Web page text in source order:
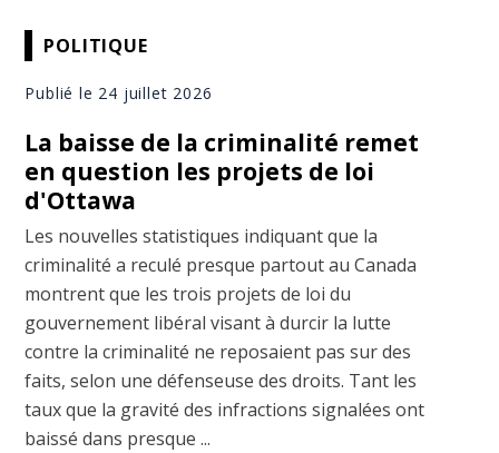
POLITIQUE
Publié le 24 juillet 2026
La baisse de la criminalité remet
en question les projets de loi
d'Ottawa
Les nouvelles statistiques indiquant que la
criminalité a reculé presque partout au Canada
montrent que les trois projets de loi du
gouvernement libéral visant à durcir la lutte
contre la criminalité ne reposaient pas sur des
faits, selon une défenseuse des droits. Tant les
taux que la gravité des infractions signalées ont
baissé dans presque ...